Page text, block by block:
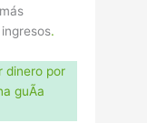
.
dinero por
guÃ­a